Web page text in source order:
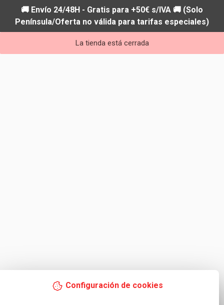
Configuración de cookies
🚚 Envío 24/48H - Gratis para +50€ s/IVA 🚚 (Solo
Península/Oferta no válida para tarifas especiales)
La tienda está cerrada